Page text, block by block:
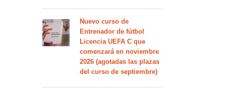
Nuevo curso de
Entrenador de fútbol
Licencia UEFA C que
comenzará en noviembre
2026 (agotadas las plazas
del curso de septiembre)